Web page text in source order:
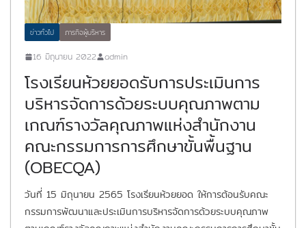
ข่าวทั่วไป ภารกิจผู้บริหาร
16 มิถุนายน 2022 admin
โรงเรียนห้วยยอดรับการประเมินการ
บริหารจัดการด้วยระบบคุณภาพตาม
เกณฑ์รางวัลคุณภาพแห่งสำนักงาน
คณะกรรมการการศึกษาขั้นพื้นฐาน
(OBECQA)
วันที่ 15 มิถุนายน 2565 โรงเรียนห้วยยอด ให้การต้อนรับคณะ
กรรมการพัฒนาและประเมินการบริหารจัดการด้วยระบบคุณภาพ